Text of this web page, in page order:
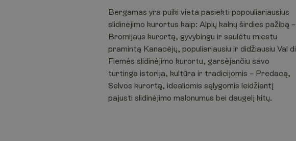
Bergamas yra puiki vieta pasiekti popouliariausius
slidinėjimo kurortus kaip: Alpių kalnų širdies pažibą –
Bromijaus kurortą, gyvybingu ir saulėtu miestu
pramintą Kanacėjų, populiariausiu ir didžiausiu Val di
Fiemės slidinėjimo kurortu, garsėjančiu savo
turtinga istorija, kultūra ir tradicijomis – Predacą,
Selvos kurortą, idealiomis sąlygomis leidžiantį
pajusti slidinėjimo malonumus bei daugelį kitų.